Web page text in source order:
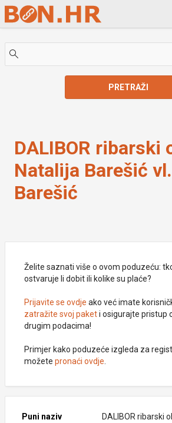
Skip to Main Content
PRETRAŽI
DALIBOR ribarski
Natalija Barešić
Barešić
Želite saznati više o ovom poduzeću:
ostvaruje li dobit ili kolike su plaće?
Prijavite se ovdje ako već imate
zatražite svoj paketi osigurajte pristup
drugim podacima!
Primjer kako poduzeće izgleda za
možete pronaći ovdje
Puni naziv
DALIBOR ribarski